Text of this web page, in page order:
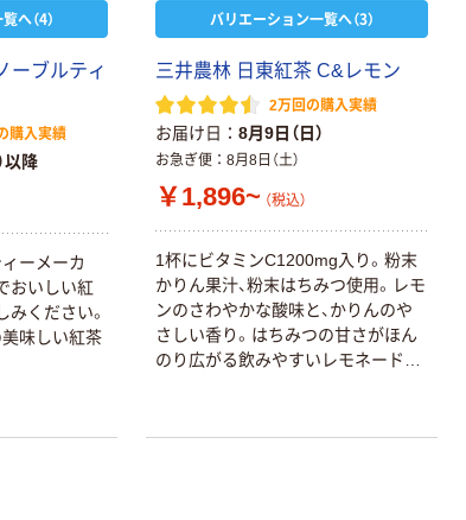
へ（4）
ーブルティ
購入実績
以降
ーメーカ
おいしい紅
みください。
味しい紅茶
バリエーション一覧へ（3）
三井農林 日東紅茶 C&レモン
2万回の購入実績
お届け日 8月9日（日）
お急ぎ便 8月8日（土）
￥1,896~ （税込）
1杯にビタミンC1200mg入り。粉末
かりん果汁、粉末はちみつ使用。レモ
ンのさわやかな酸味と、かりんのや
さしい香り。はちみつの甘さがほん
のり広がる飲みやすいレモネードタ
にC&レモンを入れると、ほんのり甘